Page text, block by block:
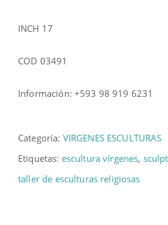
INCH 17
COD 03491
Información: +593 98 919 6231
Categoría: VIRGENES ESCULTURAS
Etiquetas: escultura vírgenes,
taller de esculturas religiosas